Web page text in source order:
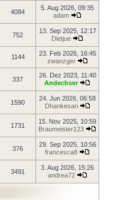
4084
5. Aug 2026, 09:35
adam
752
13. Sep 2025, 12:17
Dietjue
1144
23. Feb 2026, 16:45
zwanzger
337
26. Dez 2023, 11:40
Andechser
1590
24. Jun 2026, 06:58
Dhankesari
1731
15. Nov 2025, 10:59
Braumeister123
376
29. Sep 2025, 10:56
francesca8
3491
3. Aug 2026, 15:26
andrea72